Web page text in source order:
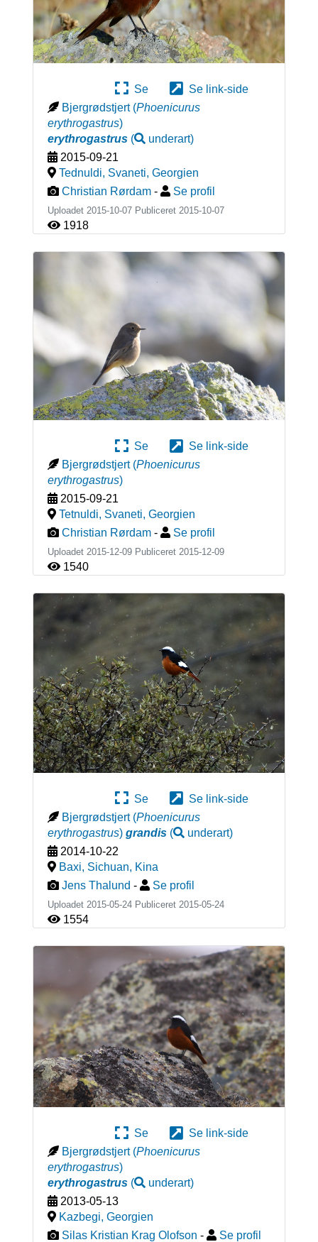
Se
Se link-side
Bjergrødstjert (Phoenicurus
erythrogastrus)
erythrogastrus( underart)
2015-09-21
Tednuldi, Svaneti, Georgien
Christian Rørdam - Se profil
Uploadet 2015-10-07 Publiceret 2015-10-07
1918
Se
Se link-side
Bjergrødstjert (Phoenicurus
erythrogastrus)
2015-09-21
Tetnuldi, Svaneti, Georgien
Christian Rørdam - Se profil
Uploadet 2015-12-09 Publiceret 2015-12-09
1540
Se
Se link-side
Bjergrødstjert (Phoenicurus
erythrogastrus) grandis( underart)
2014-10-22
Baxi, Sichuan, Kina
Jens Thalund - Se profil
Uploadet 2015-05-24 Publiceret 2015-05-24
1554
Se
Se link-side
Bjergrødstjert (Phoenicurus
erythrogastrus)
erythrogastrus( underart)
2013-05-13
Kazbegi, Georgien
Silas Kristian Krag Olofson - Se profil